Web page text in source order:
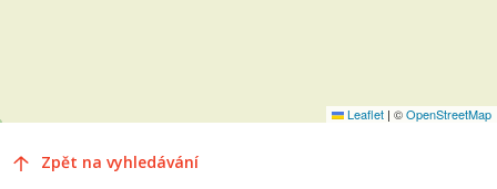
Leaflet | ©OpenStreetMap
Zpět na vyhledávání